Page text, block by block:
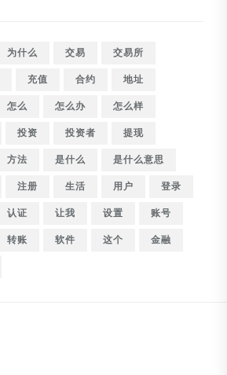
为什么 交易
交易所
充值 合约
地址
怎么 怎么办
怎么样
投资 投资者
提现
方法 是什么
是什么意思
注册 生活 用户
登录
认证 让我 设置
账号
转账 软件 这个
金融